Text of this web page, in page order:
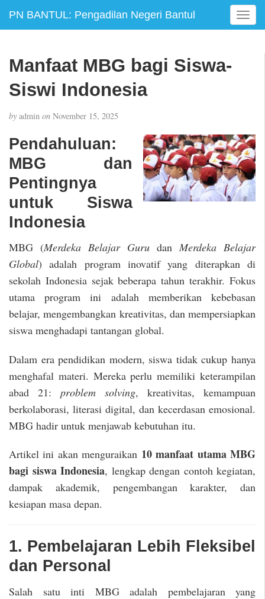
PN BANTUL: Pengadilan Negeri Bantul
T
o
i
g
a
t
i
o
Manfaat MBG bagi Siswa-
Siswi Indonesia
by admin on November 15, 2025
Pendahuluan:
MBG dan
Pentingnya
untuk Siswa
Indonesia
MBG (Merdeka Belajar Guru dan Merdeka Belajar
Global) adalah program inovatif yang diterapkan di
sekolah Indonesia sejak beberapa tahun terakhir. Fokus
utama program ini adalah memberikan kebebasan
belajar, mengembangkan kreativitas, dan mempersiapkan
siswa menghadapi tantangan global.
Dalam era pendidikan modern, siswa tidak cukup hanya
menghafal materi. Mereka perlu memiliki keterampilan
abad 21: problem solving, kreativitas, kemampuan
berkolaborasi, literasi digital, dan kecerdasan emosional.
MBG hadir untuk menjawab kebutuhan itu.
Artikel ini akan menguraikan 10 manfaat utama MBG
bagi siswa Indonesia, lengkap dengan contoh kegiatan,
dampak akademik, pengembangan karakter, dan
kesiapan masa depan.
1. Pembelajaran Lebih Fleksibel
dan Personal
Salah satu inti MBG adalah pembelajaran yang